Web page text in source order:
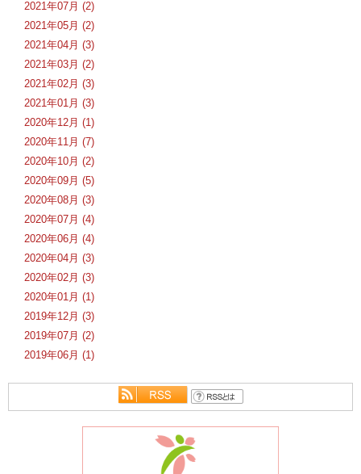
2021年07月 (2)
2021年05月 (2)
2021年04月 (3)
2021年03月 (2)
2021年02月 (3)
2021年01月 (3)
2020年12月 (1)
2020年11月 (7)
2020年10月 (2)
2020年09月 (5)
2020年08月 (3)
2020年07月 (4)
2020年06月 (4)
2020年04月 (3)
2020年02月 (3)
2020年01月 (1)
2019年12月 (3)
2019年07月 (2)
2019年06月 (1)